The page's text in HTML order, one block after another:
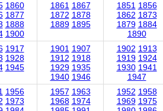
1860
1877
1888
1900
1861 1867
1872 1878
1889 1895
1851 1856
1862 1873
1879 1884
1890
1917
1928
1945
1901 1907
1912 1918
1929 1935
1940 1946
1902 1913
1919 1924
1930 1941
1947
1956
1973
1957 1963
1968 1974
1952 1958
1969 1975